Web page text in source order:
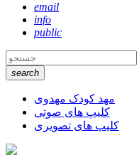
email
info
public
search
مهد کودک مهدوی
کلیپ های صوتی
کلیپ های تصویری